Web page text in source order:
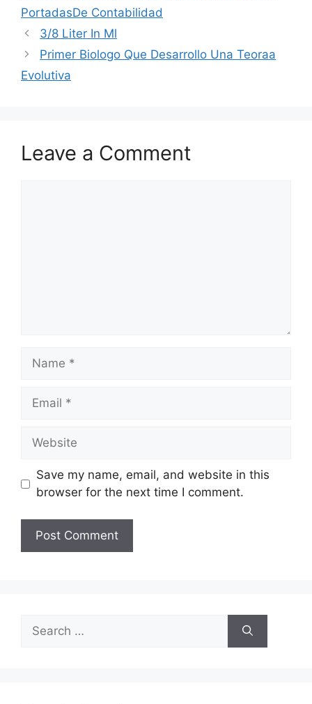
PortadasDe Contabilidad
3/8 Liter In Ml
Primer Biologo Que Desarrollo Una Teora­a
Evolutiva
Leave a Comment
Name
Email
Website
Save my name, email, and website in this
browser for the next time I comment.
for: